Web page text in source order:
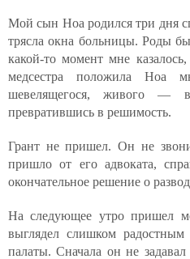
Мой сын Ноа родился три дня
трясла окна больницы. Роды
какой-то момент мне
медсестра положила Ноа
шевелящегося, живого —
превратившись в решимость.
Грант не пришел. Он не
пришло от его адвоката,
окончательное решение о
На следующее утро пришел
выглядел слишком радостным
палаты. Сначала он не